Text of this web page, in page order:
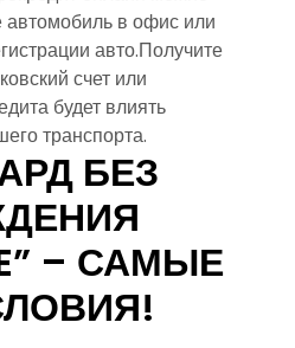
автомобиль в офис или
авто.Получите
счет или
будет влиять
транспорта.
БЕЗ
– САМЫЕ